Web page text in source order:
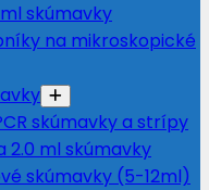
skúmavky
na mikroskopické
skúmavky a strípy
2.0 ml skúmavky
skúmavky (5-12ml)